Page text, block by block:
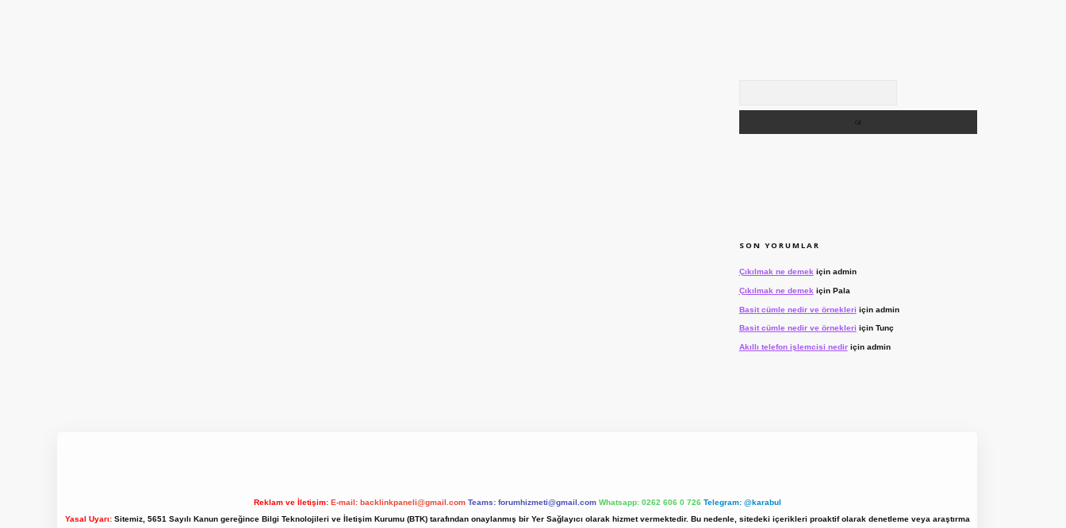
SON YORUMLAR
Çıkılmak ne demekiçin admin
Çıkılmak ne demek için Pala
Basit cümle nedir ve örnekleri için admin
Basit cümle nedir ve örnekleri için Tunç
Akıllı telefon işlemcisi nediriçin admin
Reklam ve İletişim: E-mail: backlinkpaneli@gmail.com Teams: forumhizmeti@gmail.com Whatsapp: 0262 606 0 726 Telegram: @karabul
Yasal Uyarı:Sitemiz, 5651 Sayılı Kanun gereğince Bilgi Teknolojileri ve İletişim Kurumu (BTK) tarafından onaylanmış bir Yer Sağlayıcı olarak hizmet vermektedir. Bu nedenle, sitedeki içerikleri proaktif olarak denetleme veya araştırma